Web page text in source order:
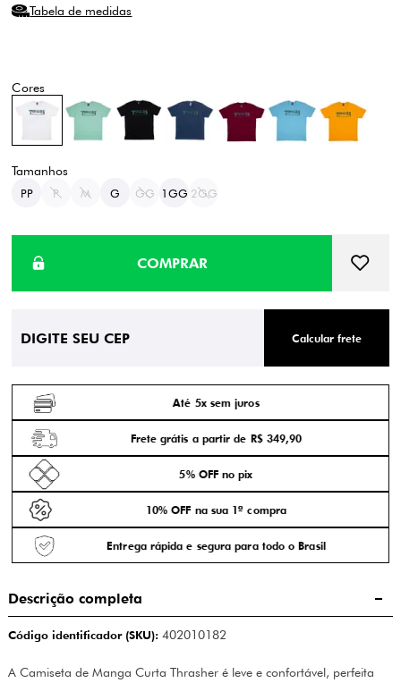
Tabela de medidas
PP P M G GG 1GG 2GG
Calcular frete
Até 5x sem juros
Frete grátis a partir de R$ 349,90
5% OFF no pix
10% OFF na sua 1ª compra
Entrega rápida e segura para todo o Brasil
Descrição completa
Código identificador (SKU):402010182
A Camiseta de Manga Curta Thrasher é leve e confortável, perfeita